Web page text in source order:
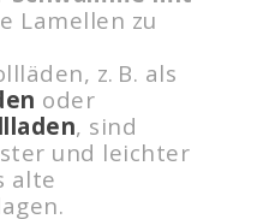
Lamellen zu
z. B. als
oder
, sind
und leichter
alte